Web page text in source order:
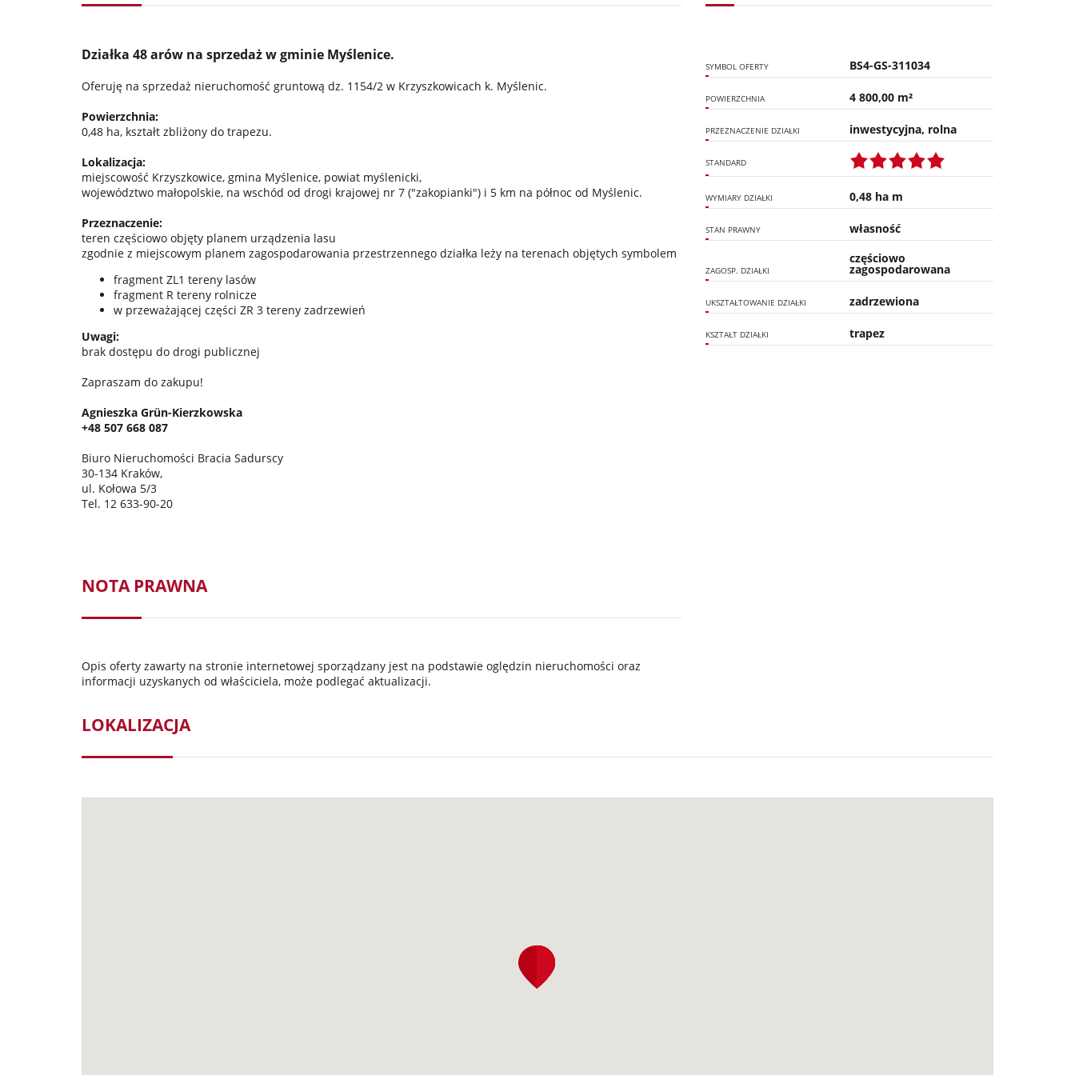
Działka 48 arów na sprzedaż w gminie Myślenice.
Oferuję na sprzedaż nieruchomość gruntową dz. 1154/2 w Krzyszkowicach k. Myślenic.
Powierzchnia:
0,48 ha, kształt zbliżony do trapezu.
Lokalizacja:
miejscowość Krzyszkowice, gmina Myślenice, powiat myślenicki,
województwo małopolskie, na wschód od drogi krajowej nr 7 ("zakopianki") i 5 km na północ od Myślenic.
Przeznaczenie:
teren częściowo objęty planem urządzenia lasu
zgodnie z miejscowym planem zagospodarowania przestrzennego działka leży na terenach objętych symbolem
fragment ZL1 tereny lasów
fragment R tereny rolnicze
w przeważającej części ZR 3 tereny zadrzewień
Uwagi:
brak dostępu do drogi publicznej
Zapraszam do zakupu!
Agnieszka Grün-Kierzkowska
+48 507 668 087
Biuro Nieruchomości Bracia Sadurscy
30-134 Kraków,
ul. Kołowa 5/3
Tel. 12 633-90-20
NOTA PRAWNA
Opis oferty zawarty na stronie internetowej sporządzany jest na podstawie oględzin nieruchomości oraz
informacji uzyskanych od właściciela, może podlegać aktualizacji.
SYMBOL OFERTY BS4-GS-311034
POWIERZCHNIA 4 800,00 m²
PRZEZNACZENIE DZIAŁKI inwestycyjna, rolna
STANDARD
WYMIARY DZIAŁKI 0,48 ha m
STAN PRAWNY własność
ZAGOSP. DZIAŁKI
częściowo
zagospodarowana
UKSZTAŁTOWANIE DZIAŁKI zadrzewiona
KSZTAŁT DZIAŁKI trapez
LOKALIZACJA